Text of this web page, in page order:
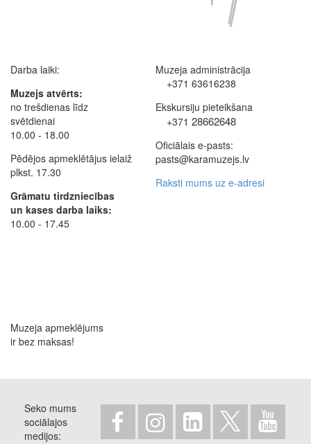
Darba laiki:
Muzejs atvērts:
no trešdienas līdz
svētdienai
10.00 - 18.00
Pēdējos apmeklētājus ielaiž
plkst. 17.30
Grāmatu tirdzniecības
un kases darba laiks:
10.00 - 17.45
Muzeja administrācija
+371 63616238
Ekskursiju pieteikšana
+371 28662648
Oficiālais e-pasts:
pasts@karamuzejs.lv
Raksti mums uz e-adresi
Muzeja apmeklējums
ir bez maksas!
Seko mums
sociālajos
medijos